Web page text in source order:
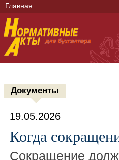
Главная
Документы
19.05.2026
Когда
Сокращение